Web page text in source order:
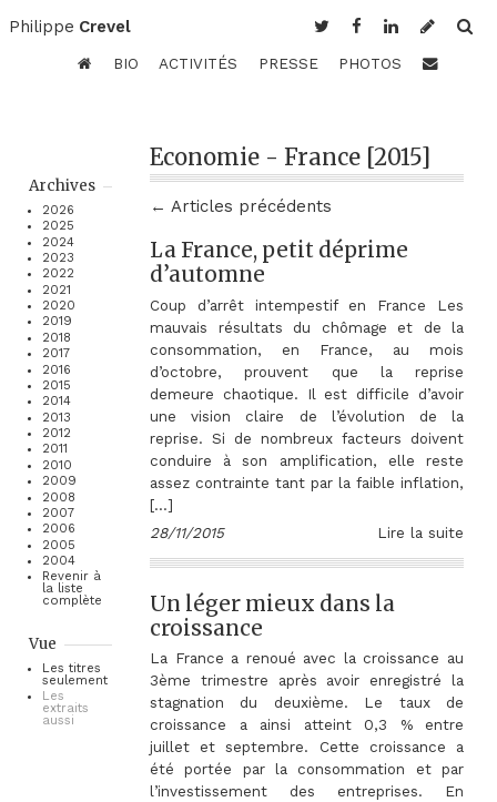
Philippe Crevel
BIO ACTIVITÉS PRESSE PHOTOS
Archives
2026
2025
2024
2023
2022
2021
2020
2019
2018
2017
2016
2015
2014
2013
2012
2011
2010
2009
2008
2007
2006
2005
2004
Revenir à
la liste
complète
Vue
Les titres
seulement
Les
extraits
aussi
Economie - France [2015]
← Articles précédents
La France, petit déprime
d’automne
Coup d’arrêt intempestif en France Les
mauvais résultats du chômage et de la
consommation, en France, au mois
d’octobre, prouvent que la reprise
demeure chaotique. Il est difficile d’avoir
une vision claire de l’évolution de la
reprise. Si de nombreux facteurs doivent
conduire à son amplification, elle reste
assez contrainte tant par la faible inflation,
[…]
28/11/2015
Lire la suite
Un léger mieux dans la
croissance
La France a renoué avec la croissance au
3ème trimestre après avoir enregistré la
stagnation du deuxième. Le taux de
croissance a ainsi atteint 0,3 % entre
juillet et septembre. Cette croissance a
été portée par la consommation et par
l’investissement des entreprises. En